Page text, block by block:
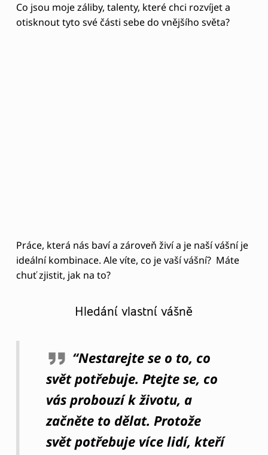
Co jsou moje záliby, talenty, které chci rozvíjet a
otisknout tyto své části sebe do vnějšího světa?
vás probouzí k životu, a
začněte to dělat. Protože
svět potřebuje více lidí, kteří
životu.” – Howard Thurman
Jaká činnost vás tak naplňuje, že jí dokážete být
pohlceni i hodiny a zapomenout na plynutí času?
Co vám jde tak nějak samo? Myslím, že toto jsou
jednoznačné otázky ohledně zjištění vášně.
Často je ale cesta k vášni spletitější.Je to otázka